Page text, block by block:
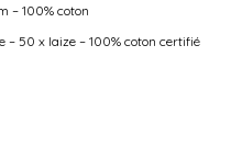
– 100% coton
– 50 x laize – 100% coton certifié